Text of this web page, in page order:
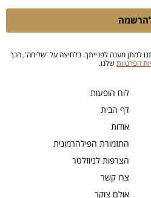
לוח הופעות
דף הבית
אודות
התזמורת הפילהרמונית
הצרפות לניוזלטר
צרו קשר
אולם צוקר
למתן מענה לפנייתך. בלחיצה על 'שליחה', הנך
הפרטיות שלנו.